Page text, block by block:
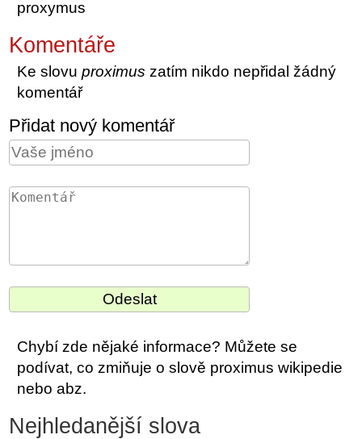
proxymus
Komentáře
Ke slovuproximus zatím nikdo nepřidal žádný
komentář
Přidat nový komentář
Chybí zde nějaké informace? Můžete se
podívat, co zmiňuje o slově proximus wikipedie
nebo abz.
Nejhledanější slova